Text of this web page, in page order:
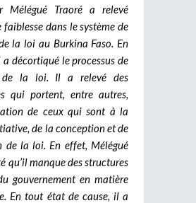
Mélégué Traoré a relevé
faiblesse dans le système de
la loi au Burkina Faso. En
décortiqué le processus de
de la loi. Il a relevé des
qui portent, entre autres,
de ceux qui sont à la
de la conception et de
de la loi. En effet, Mélégué
qu’il manque des structures
gouvernement en matière
En tout état de cause, il a